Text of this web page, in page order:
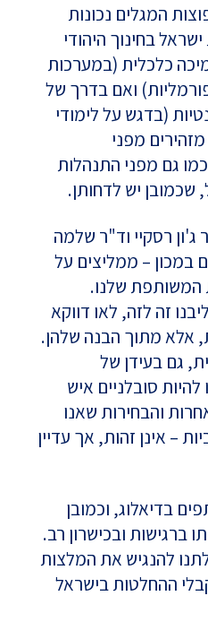
המגלים נכונות
בחינוך היהודי
כלכלית (במערכות
ואם בדרך של
(בדגש על לימודי
מפני
כמו גם מפני התנהלות
שכמובן יש לדחותן.
רסקיי וד"ר שלמה
במכון – ממליצים על
המשותפת שלנו.
זה לזה, לאו דווקא
אלא מתוך הבנה שלהן.
גם בעידן של
סובלניים איש
והבחירות שאנו
– אינן זהות, אך עדיין
בדיאלוג, וכמובן
ברגישות ובכישרון רב.
להנגיש את המלצות
ההחלטות בישראל